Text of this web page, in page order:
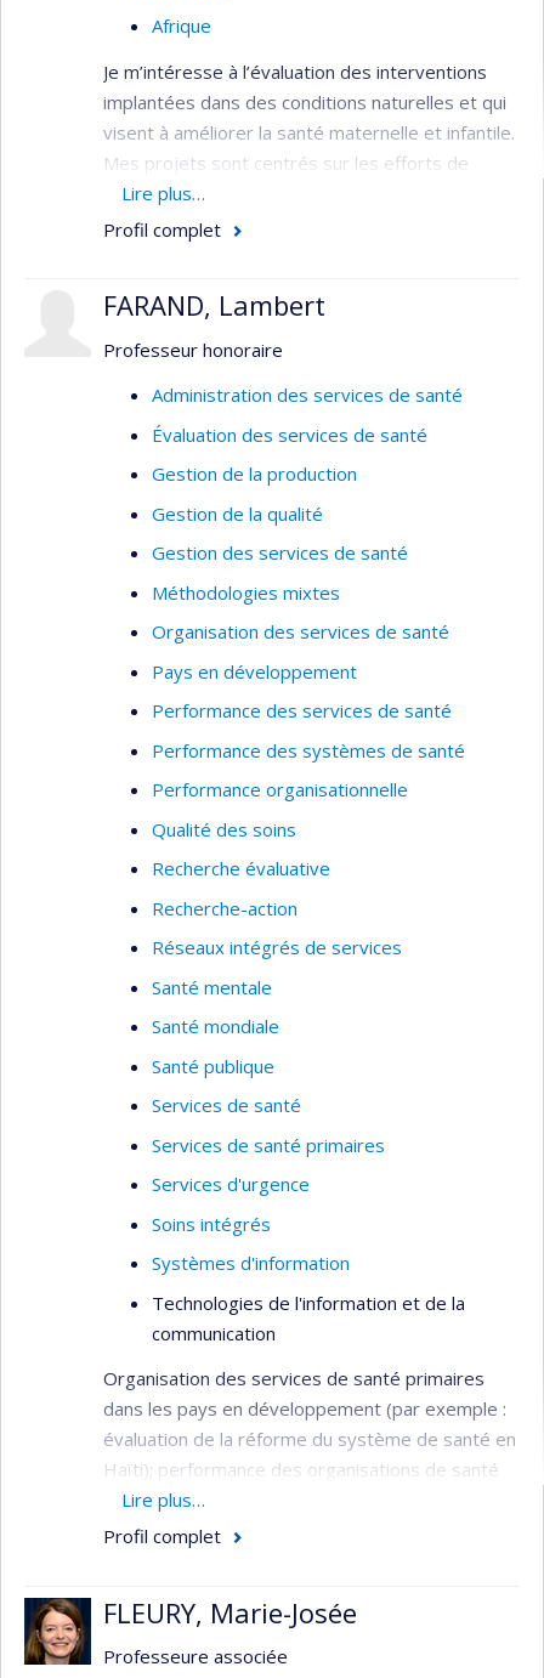
Afrique
Je m’intéresse à l’évaluation des interventions
implantées dans des conditions naturelles et qui
visent à améliorer la santé maternelle et infantile.
Mes projets sont centrés sur les efforts de
contrôle et d'élimination du paludisme (malaria),
ainsi que sur les politiques pour améliorer la
Lire plus…
Profil complet
FARAND, Lambert
Professeur honoraire
Administration des services de santé
Évaluation des services de santé
Gestion de la production
Gestion de la qualité
Gestion des services de santé
Méthodologies mixtes
Organisation des services de santé
Pays en développement
Performance des services de santé
Performance des systèmes de santé
Performance organisationnelle
Qualité des soins
Recherche évaluative
Recherche-action
Réseaux intégrés de services
Santé mentale
Santé mondiale
Santé publique
Services de santé
Services de santé primaires
Services d'urgence
Soins intégrés
Systèmes d'information
Technologies de l'information et de la
communication
Organisation des services de santé primaires
dans les pays en développement (par exemple :
évaluation de la réforme du système de santé en
Haïti); performance des organisations de santé
(par exemple : évaluation de la performance des
hôpitaux et des agences d’évaluation des
évaluation de la gestion par programmes
clientèles en milieu psychiatrique, prévention du
Lire plus…
Profil complet
FLEURY, Marie-Josée
Professeure associée